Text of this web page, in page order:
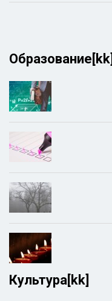
Образование[kk]
Культура[kk]